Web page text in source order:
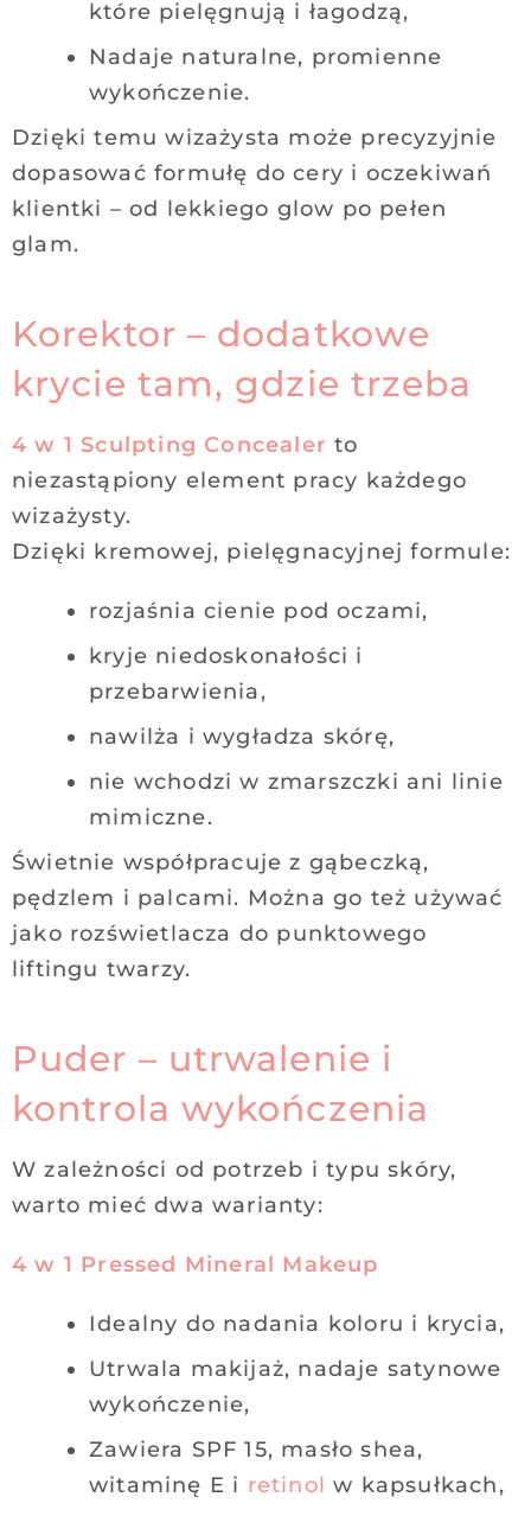
które pielęgnują i łagodzą,
Nadaje naturalne, promienne
wykończenie.
Dzięki temu wizażysta może precyzyjnie
dopasować formułę do cery i oczekiwań
klientki – od lekkiego glow po pełen
glam.
Korektor – dodatkowe
krycie tam, gdzie trzeba
4 w 1 Sculpting Concealer to
niezastąpiony element pracy każdego
wizażysty.
Dzięki kremowej, pielęgnacyjnej formule:
rozjaśnia cienie pod oczami,
kryje niedoskonałości i
przebarwienia,
nawilża i wygładza skórę,
nie wchodzi w zmarszczki ani linie
mimiczne.
Świetnie współpracuje z gąbeczką,
pędzlem i palcami. Można go też używać
jako rozświetlacza do punktowego
liftingu twarzy.
Puder – utrwalenie i
kontrola wykończenia
W zależności od potrzeb i typu skóry,
warto mieć dwa warianty:
4 w 1 Pressed Mineral Makeup
Idealny do nadania koloru i krycia,
Utrwala makijaż, nadaje satynowe
wykończenie,
Zawiera SPF 15, masło shea,
witaminę E i retinol w kapsułkach,